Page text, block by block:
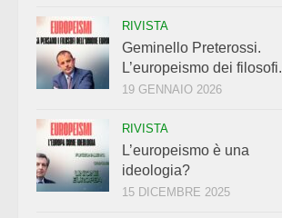
RIVISTA
Geminello Preterossi.
L’europeismo dei filosofi.
19 GENNAIO 2026
RIVISTA
L’europeismo è una
ideologia?
15 DICEMBRE 2025